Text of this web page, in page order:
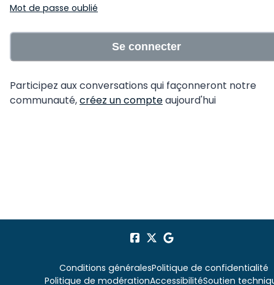
Mot de passe oublié
Se connecter
Participez aux conversations qui façonneront notre
communauté,créez un compteaujourd'hui
Conditions généralesPolitique de confidentialité
Politique de modérationAccessibilitéSoutien